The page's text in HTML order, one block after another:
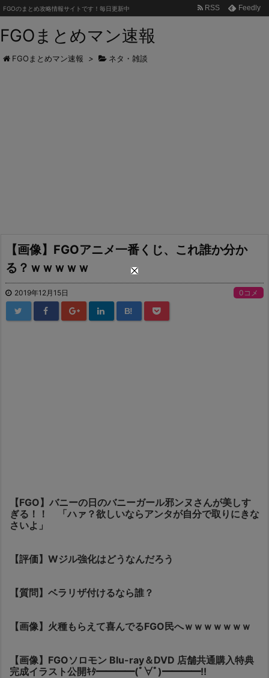
FGOまとめマン速報
FGOのまとめ攻略情報サイトです！毎日更新中 RSS Feedly
FGOまとめマン速報 > ネタ・雑談
【画像】FGOアニメ一番くじ、これ誰か分か
る？ｗｗｗｗｗ
2019年12月15日 0コメ
B!
【FGO】バニーの日のバニーガール邪ンヌさんが美しす
ぎる！！ 「ハァ？欲しいならアンタが自分で取りにきな
さいよ」
【評価】Wジル強化はどうなんだろう
【質問】ベラリザ付けるなら誰？
【画像】火種もらえて喜んでるFGO民へｗｗｗｗｗｗｗ
【画像】FGOソロモン Blu-ray＆DVD 店舗共通購入特典
完成イラスト公開ｷﾀ━━━━(ﾟ∀ﾟ)━━━━!!